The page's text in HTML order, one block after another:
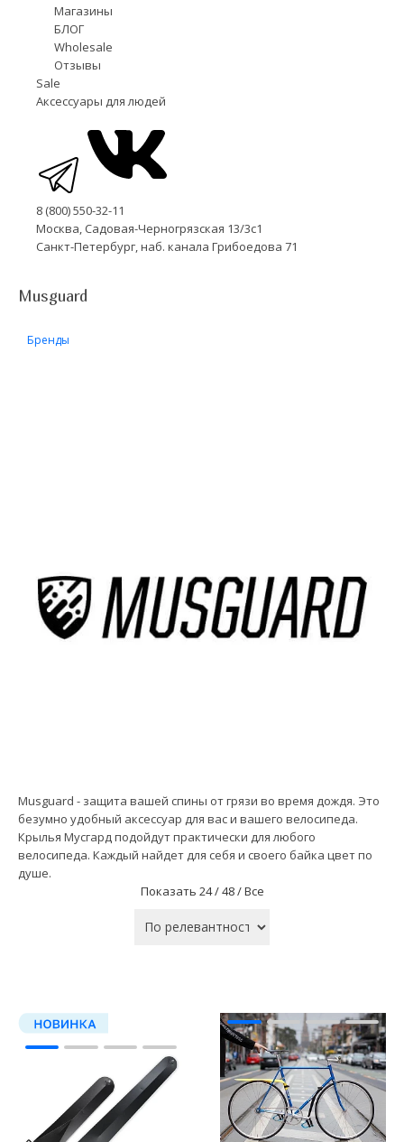
Магазины
БЛОГ
Wholesale
Отзывы
Sale
Аксессуары для людей
8 (800) 550-32-11
Москва, Садовая-Черногрязская 13/3с1
Санкт-Петербург, наб. канала Грибоедова 71
Musguard
Бренды
Musguard - защита вашей спины от грязи во время дождя. Это
безумно удобный аксессуар для вас и вашего велосипеда.
Крылья Мусгард подойдут практически для любого
велосипеда. Каждый найдет для себя и своего байка цвет по
душе.
Показать 24 /48 /Все